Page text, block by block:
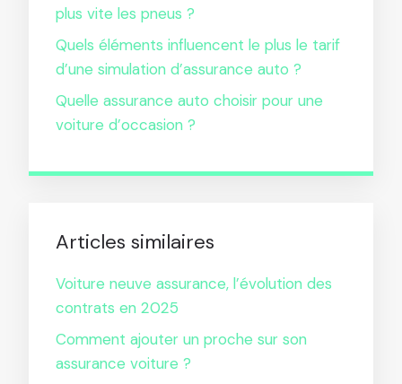
plus vite les pneus ?
Quels éléments influencent le plus le tarif
d’une simulation d’assurance auto ?
Quelle assurance auto choisir pour une
voiture d’occasion ?
Articles similaires
Voiture neuve assurance, l’évolution des
contrats en 2025
Comment ajouter un proche sur son
assurance voiture ?